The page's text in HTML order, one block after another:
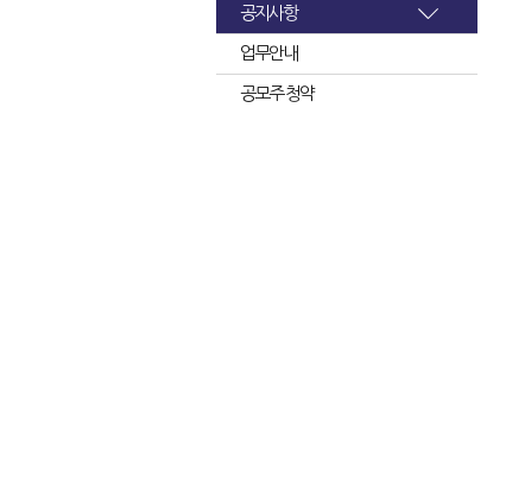
공지사항
업무안내
공모주 청약